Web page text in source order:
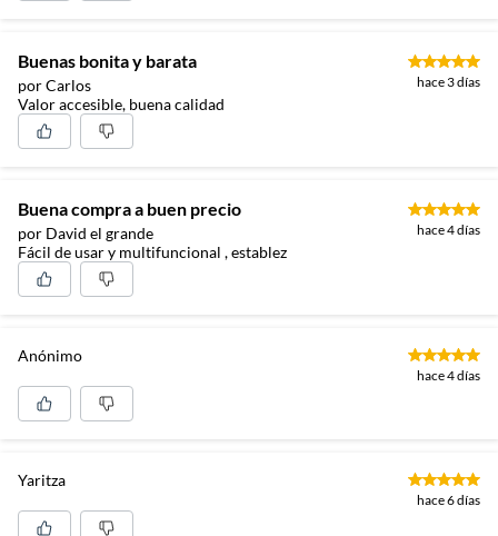
Buenas bonita y barata
por Carlos hace 3 días
Valor accesible, buena calidad
Buena compra a buen precio
por David el grande hace 4 días
Fácil de usar y multifuncional , establez
Anónimo
hace 4 días
Yaritza
hace 6 días